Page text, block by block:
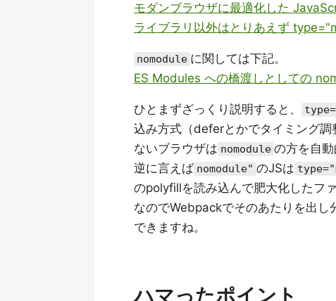
モダンブラウザに最適化した
ライブラリ以外はとりあえず
nomodule に関しては下記。
ES Modules への橋渡しとしての
ひとまずざっくり説明すると、
込み方式（deferとかでタイミング調
ないブラウザは nomodule の方を自動
逆に言えば nomodule" のJSは
のpolyfillを読み込んで肥大化したフ
なのでWebpackでそのあたりを出し
できますね。
ハマったポイント